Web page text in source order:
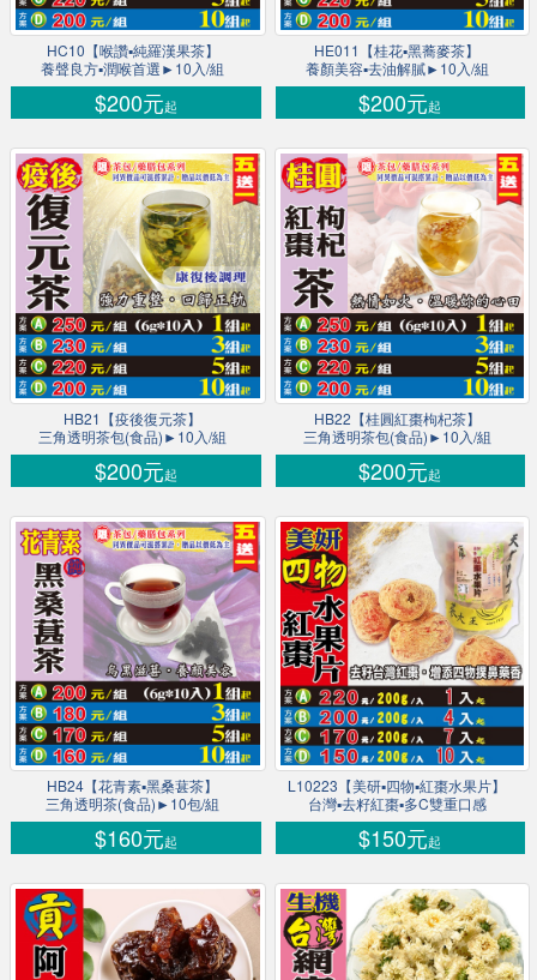
HC10【喉讚▪純羅漢果茶】
養聲良方▪潤喉首選►10入/組
$200元起
HE011【桂花▪黑蕎麥茶】
養顏美容▪去油解膩►10入/組
$200元起
HB21【疫後復元茶】
三角透明茶包(食品)►10入/組
$200元起
HB22【桂圓紅棗枸杞茶】
三角透明茶包(食品)►10入/組
$200元起
HB24【花青素▪黑桑葚茶】
三角透明茶(食品)►10包/組
$160元起
L10223【美研▪四物▪紅棗水果片】
台灣▪去籽紅棗▪多C雙重口感
$150元起